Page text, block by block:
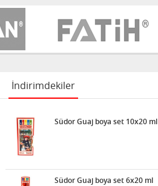
İndirimdekiler
Südor Guaj boya set 10x20 ml
Südor Guaj boya set 6x20 ml